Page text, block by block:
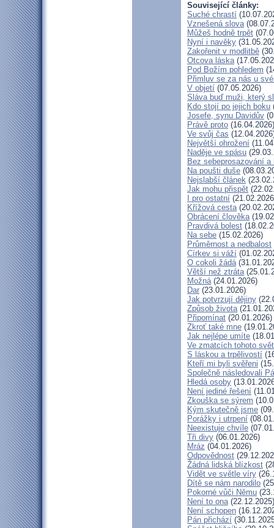
Související články:
Suché chrastí
Vznešená slova
Můžeš hodně trpět
Nyní i navěky
Zakořenit v modlitbě
Otcova láska
Pod Božím pohledem
Přimluv se za nás u
V objetí (07.05.2026)
Sláva buď muži, který
Kdo stojí po jejich boku
Josefe, synu Davidův
Právě proto (16.04.2026)
Ve svůj čas
Největší ohrožení
Naděje ve spásu
Bez sebeprosazování
Na poušti duše
Nejslabší článek
Jak mohu přispět
I pro ostatní
Křížová cesta
Obrácení člověka
Pravdivá bolest
Na sebe (15.02.2026)
Průměrnost a nedbalost
Církev si váží
O cokoli žádá
Větší než ztráta
Možná(24.01.2026)
Dar (23.01.2026)
Jak potvrzují dějiny
Způsob života
Připomínat (20.01.2026)
Zkroť také mne
Jak nejlépe umíte
Ve zmatcích tohoto
S láskou a trpělivostí
Kteří mi byli svěřeni
Společně následovali
Hledá osoby
Není jediné řešení
Zkouška se sýrem
Kým skutečně jsme
Porážky i utrpení
Neexistuje chvíle
Tři divy (06.01.2026)
Mráz (04.01.2026)
Odpovědnost
Žádná lidská blízkost
Vidět ve světle víry
Dítě se nám narodilo
Pokorné vůči Němu
Není to ona(22.12.2025)
Není schopen
Pán přichází